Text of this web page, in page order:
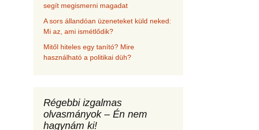
segít megismerni magadat
A sors állandóan üzeneteket küld neked:
Mi az, ami ismétlődik?
Mitől hiteles egy tanító? Mire
használható a politikai düh?
Régebbi izgalmas
olvasmányok – Én nem
hagynám ki!